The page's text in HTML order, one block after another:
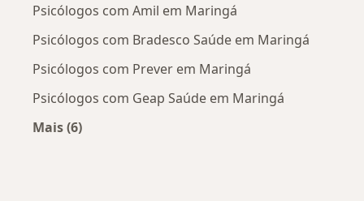
Psicólogos com Amil em Maringá
Psicólogos com Bradesco Saúde em Maringá
Psicólogos com Prever em Maringá
Psicólogos com Geap Saúde em Maringá
Mais (6)